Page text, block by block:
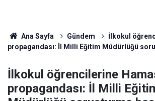
Ana Sayfa Gündem
İlkokul
propagandası: İl Milli Eğitim Müdürlüğü
İlkokul öğrencilerine
propagandası: İl Milli